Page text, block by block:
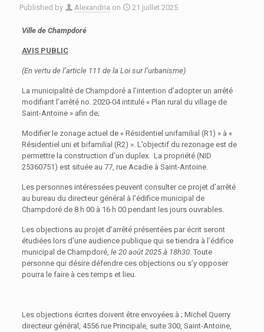
Published by Alexandria on 21 juillet 2025
Ville de Champdoré
AVIS PUBLIC
(En vertu de l’article 111 de la Loi sur l’urbanisme)
La municipalité de Champdoré a l’intention d’adopter un arrêté
modifiant l’arrêté no. 2020-04 intitulé « Plan rural du village de
Saint-Antoine » afin de;
Modifier le zonage actuel de « Résidentiel unifamilial (R1) » à «
Résidentiel uni et bifamilial (R2) ». L’objectif du rezonage est de
permettre la construction d’un duplex. La propriété (NID
25360751) est située au 77, rue Acadie à Saint-Antoine.
Les personnes intéressées peuvent consulter ce projet d’arrêté
au bureau du directeur général à l’édifice municipal de
Champdoré de 8 h 00 à 16 h 00 pendant les jours ouvrables.
Les objections au projet d’arrêté présentées par écrit seront
étudiées lors d’une audience publique qui se tiendra à l’édifice
municipal de Champdoré, le 20 août 2025 à 18h30. Toute
personne qui désire défendre ces objections ou s’y opposer
pourra le faire à ces temps et lieu.
Les objections écrites doivent être envoyées à ; Michel Querry
directeur général, 4556 rue Principale, suite 300, Saint-Antoine,